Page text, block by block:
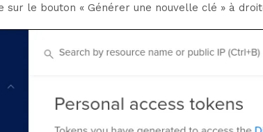
sur le bouton « Générer une nouvelle clé » à